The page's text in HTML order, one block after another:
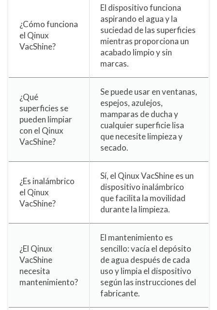
¿Cómo funciona
el Qinux
VacShine?
El dispositivo funciona
aspirando el agua y la
suciedad de las superficies
mientras proporciona un
acabado limpio y sin
marcas.
¿Qué
superficies se
pueden limpiar
con el Qinux
VacShine?
Se puede usar en ventanas,
espejos, azulejos,
mamparas de ducha y
cualquier superficie lisa
que necesite limpieza y
secado.
¿Es inalámbrico
el Qinux
VacShine?
Sí, el Qinux VacShine es un
dispositivo inalámbrico
que facilita la movilidad
durante la limpieza.
¿El Qinux
VacShine
necesita
mantenimiento?
El mantenimiento es
sencillo: vacía el depósito
de agua después de cada
uso y limpia el dispositivo
según las instrucciones del
fabricante.